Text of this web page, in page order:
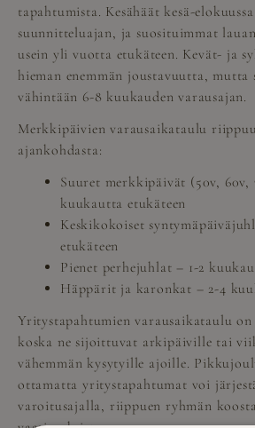
tapahtumista. Kesähäät kesä-
suunnitteluajan, ja suosituimmat
usein yli vuotta etukäteen. Kevät- ja
hieman enemmän joustavuutta, mutta
vähintään 6-8 kuukauden varausajan.
Merkkipäivien varausaikataulu
ajankohdasta:
Suuret merkkipäivät (50v, 60v,
kuukautta etukäteen
Keskikokoiset
etukäteen
Pienet perhejuhlat – 1-2
Häppärit ja karonkat – 2-4
Yritystapahtumien varausaikataulu
koska ne sijoittuvat arkipäiville tai
vähemmän kysytyille ajoille.
ottamatta yritystapahtumat voi
varoitusajalla, riippuen ryhmän